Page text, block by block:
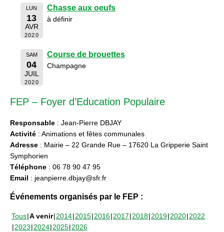
LUN
13
AVR
2020
Chasse aux oeufs
à définir
SAM
04
JUIL
2020
Course de brouettes
Champagne
FEP – Foyer d’Education Populaire
Responsable : Jean-Pierre DBJAY
Activité : Animations et fêtes communales
Adresse : Mairie – 22 Grande Rue – 17620 La Gripperie Saint
Symphorien
Téléphone : 06 78 90 47 95
Email : jeanpierre.dbjay@sfr.fr
Événements organisés par le FEP :
Tous A venir 2014 2015 2016 2017 2018 2019 2020 2022
2023 2024 2025 2026